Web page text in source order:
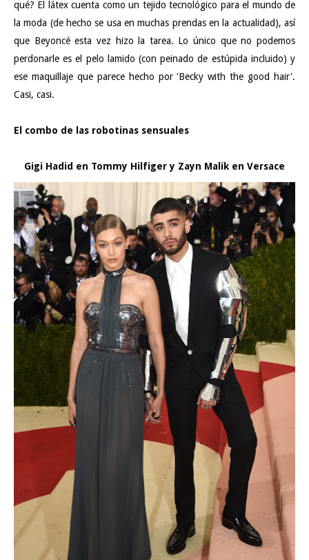
qué? El látex cuenta como un tejido tecnológico para el mundo de
la moda (de hecho se usa en muchas prendas en la actualidad), así
que Beyoncé esta vez hizo la tarea. Lo único que no podemos
perdonarle es el pelo lamido (con peinado de estúpida incluido) y
ese maquillaje que parece hecho por 'Becky with the good hair'.
Casi, casi.
El combo de las robotinas sensuales
Gigi Hadid en Tommy Hilfiger y Zayn Malik en Versace